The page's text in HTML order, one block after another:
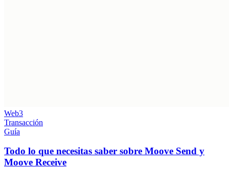
Web3
Transacción
Guía
Todo lo que necesitas saber sobre Moove Send y
Moove Receive